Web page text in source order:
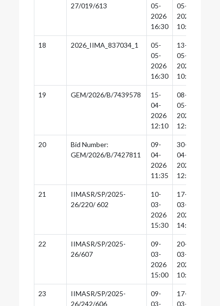
27/019/613
05-
2026
16:30
05-
2026
10:00
18 2026_IIMA_837034_1
05-
05-
2026
16:30
13-
05-
2026
10:00
19 GEM/2026/B/7439578
15-
04-
2026
12:10
08-
05-
2026
12:30
20
Bid Number:
GEM/2026/B/7427811
09-
04-
2026
11:35
30-
04-
2026
12:30
21
IIMASR/SP/2025-
26/220/ 602
10-
03-
2026
15:30
17-
03-
2026
14:30
22
IIMASR/SP/2025-
26/607
09-
03-
2026
15:00
20-
03-
2026
10:00
23
IIMASR/SP/2025-
26/242/606
09-
03-
17-
03-